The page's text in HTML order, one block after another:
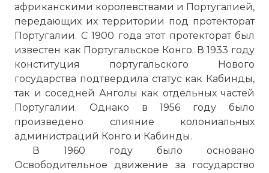
африканскими королевствами и Португалией,
передающих их территории под протекторат
Португалии. С 1900 года этот протекторат был
известен как Португальское Конго. В 1933 году
конституция португальского Нового
государства подтвердила статус как Кабинды,
так и соседней Анголы как отдельных частей
Португалии. Однако в 1956 году было
произведено слияние колониальных
администраций Конго и Кабинды.
В 1960 году было основано
Освободительное движение за государство